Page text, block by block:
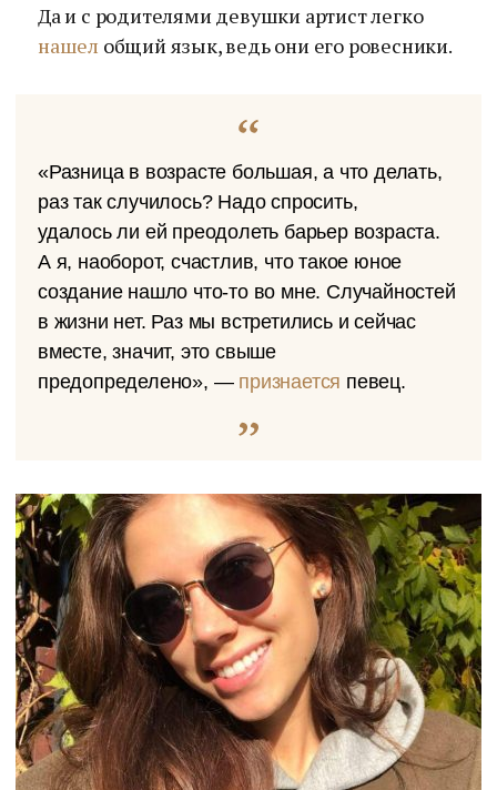
Да и с родителями девушки артист легко
нашел общий язык, ведь они его ровесники.
«Разница в возрасте большая, а что делать,
раз так случилось? Надо спросить,
удалось ли ей преодолеть барьер возраста.
А я, наоборот, счастлив, что такое юное
создание нашло что-то во мне. Случайностей
в жизни нет. Раз мы встретились и сейчас
вместе, значит, это свыше
предопределено», — признается певец.